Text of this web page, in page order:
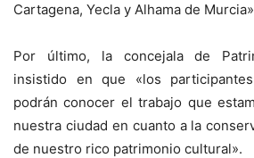
Cartagena, Yecla y Alhama de
Por último, la concejala de
insistido en que «los
podrán conocer el trabajo que
nuestra ciudad en cuanto a la
de nuestro rico patrimonio cultural».